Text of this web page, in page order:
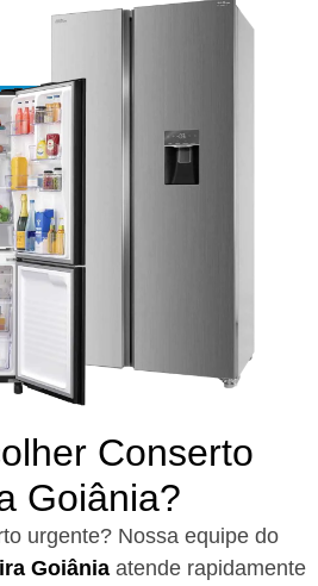
Conserto
Goiânia?​
urgente? Nossa equipe do
Goiânia atende rapidamente